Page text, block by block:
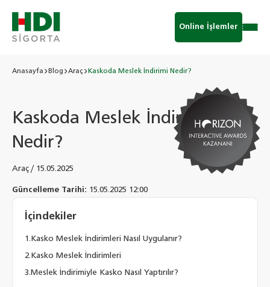
Online İşlemler
Anasayfa Blog Araç Kaskoda Meslek İndirimi Nedir?
Kaskoda Meslek İndirimi
Nedir?
Araç / 15.05.2025
Güncelleme Tarihi: 15.05.2025 12:00
İçindekiler
Kasko Meslek İndirimleri Nasıl Uygulanır?
Kasko Meslek İndirimleri
Meslek İndirimiyle Kasko Nasıl Yaptırılır?